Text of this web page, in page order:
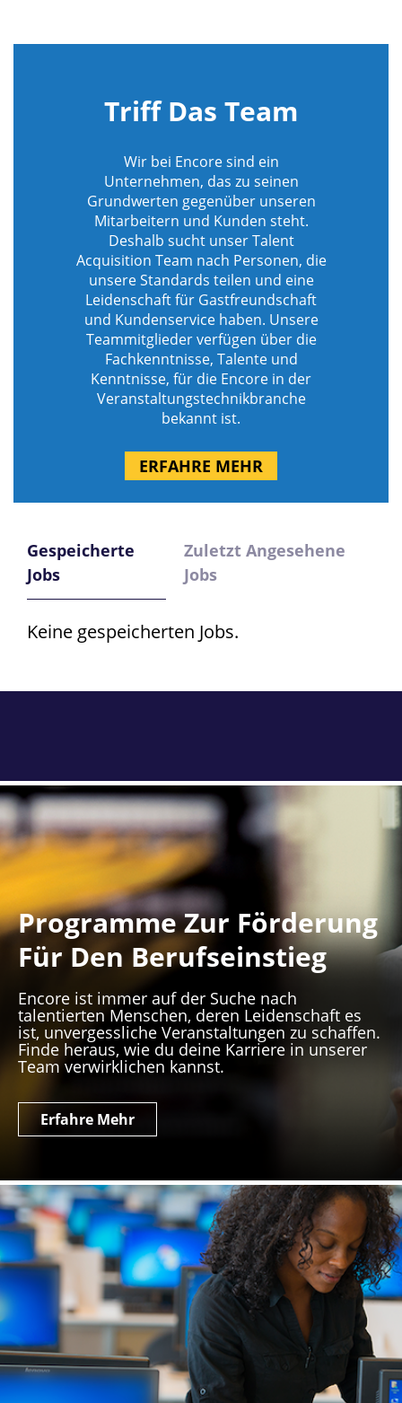
Triff Das Team
Wir bei Encore sind ein
Unternehmen, das zu seinen
Grundwerten gegenüber unseren
Mitarbeitern und Kunden steht.
Deshalb sucht unser Talent
Acquisition Team nach Personen, die
unsere Standards teilen und eine
Leidenschaft für Gastfreundschaft
und Kundenservice haben. Unsere
Teammitglieder verfügen über die
Fachkenntnisse, Talente und
Kenntnisse, für die Encore in der
Veranstaltungstechnikbranche
bekannt ist.
ERFAHRE MEHR
Gespeicherte
Jobs
Zuletzt Angesehene
Jobs
Keine gespeicherten Jobs.
Programme Zur Förderung
Für Den Berufseinstieg
Encore ist immer auf der Suche nach
talentierten Menschen, deren Leidenschaft es
ist, unvergessliche Veranstaltungen zu schaffen.
Finde heraus, wie du deine Karriere in unserer
Team verwirklichen kannst.
Erfahre Mehr